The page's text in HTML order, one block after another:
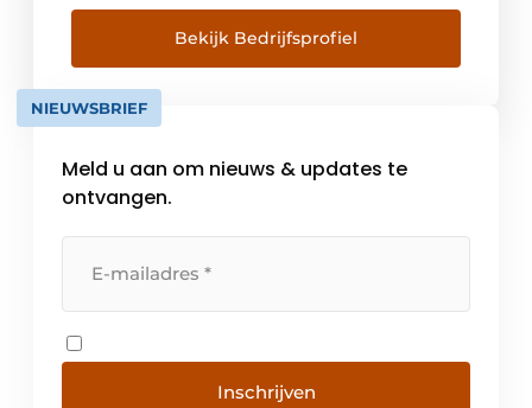
Bekijk Bedrijfsprofiel
NIEUWSBRIEF
Meld u aan om nieuws & updates te
ontvangen.
Inschrijven